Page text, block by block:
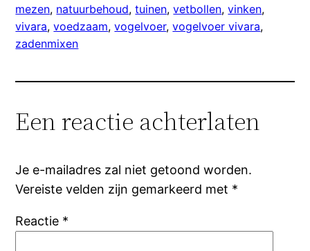
mezen, natuurbehoud, tuinen, vetbollen, vinken
vivara, voedzaam, vogelvoer, vogelvoer vivara
zadenmixen
Een reactie achterlaten
Je e-mailadres zal niet getoond worden.
Vereiste velden zijn gemarkeerd met *
Reactie *